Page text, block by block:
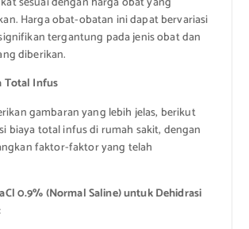
Harga obat-obatan ini dapat bervariasi
tergantung pada jenis obat dan
diberikan.
Total Infus
gambaran yang lebih jelas, berikut
biaya total infus di rumah sakit, dengan
faktor-faktor yang telah
0.9% (Normal Saline) untuk Dehidrasi